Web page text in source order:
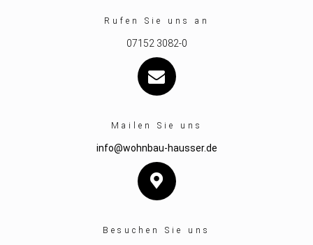
Rufen Sie uns an
07152 3082-0
Mailen Sie uns
info@wohnbau-hausser.de
Besuchen Sie uns